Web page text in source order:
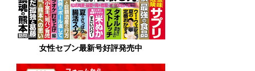
女性セブン最新号好評発売中